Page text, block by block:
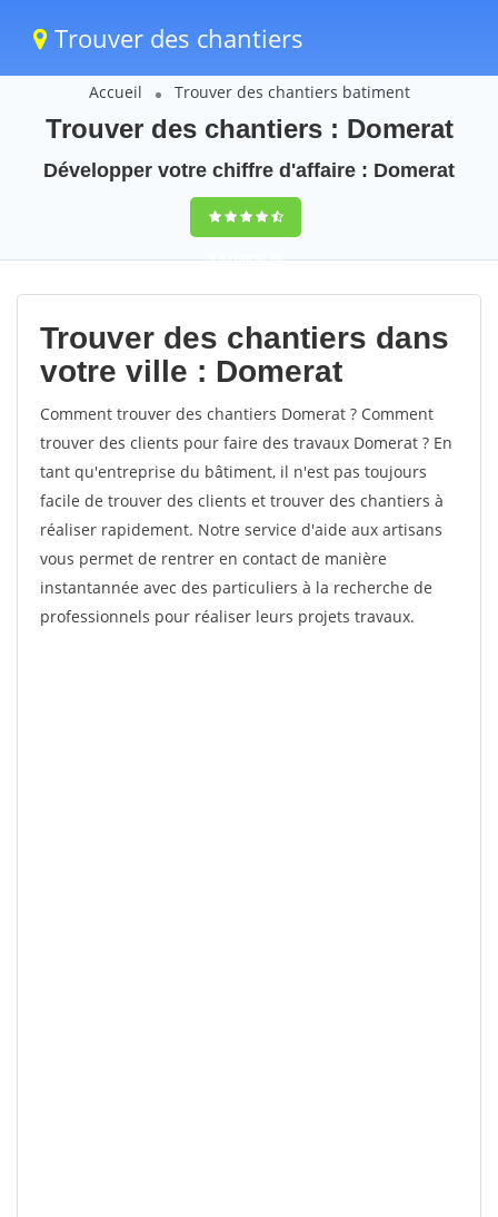
Trouver des chantiers
Accueil Trouver des chantiers batiment
Trouver des chantiers : Domerat
Développer votre chiffre d'affaire : Domerat
9,5(100%)40
votes
Trouver des chantiers dans
votre ville : Domerat
Comment trouver des chantiers Domerat ? Comment
trouver des clients pour faire des travaux Domerat ? En
tant qu'entreprise du bâtiment, il n'est pas toujours
facile de trouver des clients et trouver des chantiers à
réaliser rapidement. Notre service d'aide aux artisans
vous permet de rentrer en contact de manière
instantannée avec des particuliers à la recherche de
professionnels pour réaliser leurs projets travaux.